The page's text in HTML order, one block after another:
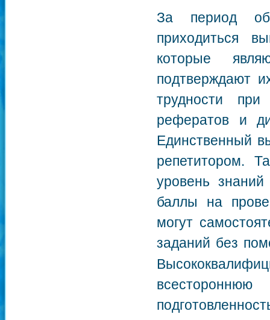
За период
приходиться
которые
подтверждают
трудности
рефератов и
Единственный
репетитором.
уровень
баллы на
могут
заданий без